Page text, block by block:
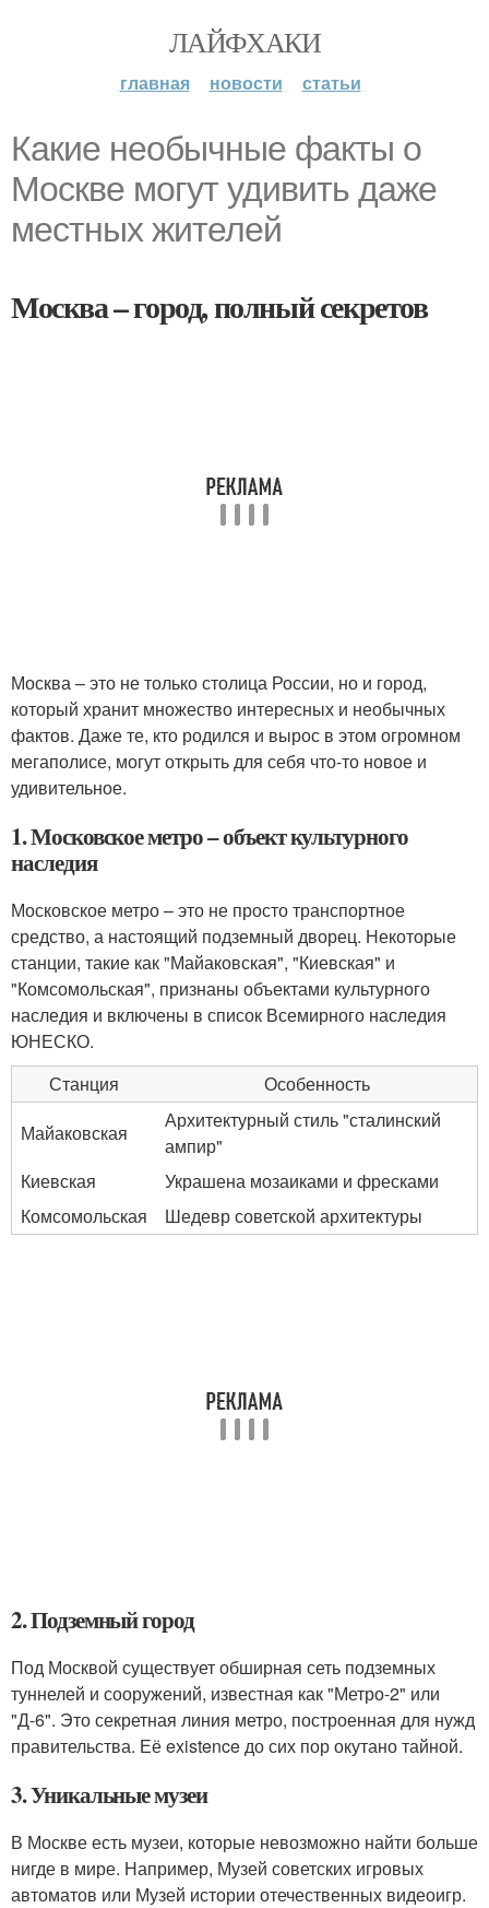
ЛАЙФХАКИ
главная новости статьи
Какие необычные факты о
Москве могут удивить даже
местных жителей
Москва – город, полный секретов
Москва – это не только столица России, но и город,
который хранит множество интересных и необычных
фактов. Даже те, кто родился и вырос в этом огромном
мегаполисе, могут открыть для себя что-то новое и
удивительное.
1. Московское метро – объект культурного
наследия
Московское метро – это не просто транспортное
средство, а настоящий подземный дворец. Некоторые
станции, такие как "Майаковская", "Киевская" и
"Комсомольская", признаны объектами культурного
наследия и включены в список Всемирного наследия
ЮНЕСКО.
Станция
Особенность
Майаковская
Архитектурный стиль "сталинский
ампир"
Киевская
Украшена мозаиками и фресками
Комсомольская
Шедевр советской архитектуры
2. Подземный город
Под Москвой существует обширная сеть подземных
туннелей и сооружений, известная как "Метро-2" или
"Д-6". Это секретная линия метро, построенная для нужд
правительства. Её existence до сих пор окутано тайной.
3. Уникальные музеи
В Москве есть музеи, которые невозможно найти больше
нигде в мире. Например, Музей советских игровых
автоматов или Музей истории отечественных видеоигр.